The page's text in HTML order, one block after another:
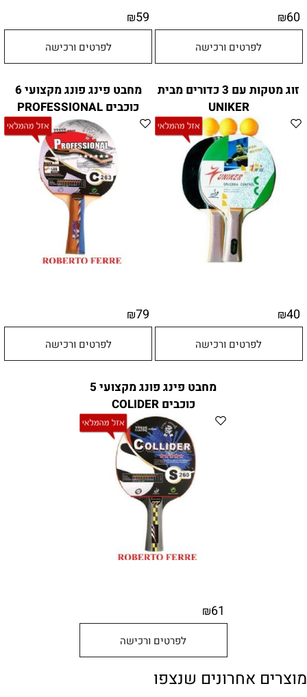
₪60
לפרטים ורכישה
₪59
לפרטים ורכישה
זוג מטקות עם 3 כדורים מבית
UNIKER
₪40
לפרטים ורכישה
מחבט פינג פונג מקצועי 6
כוכבים PROFESSIONAL
₪79
לפרטים ורכישה
מחבט פינג פונג מקצועי 5
כוכבים COLIDER
₪61
לפרטים ורכישה
מוצרים אחרונים שנצפו